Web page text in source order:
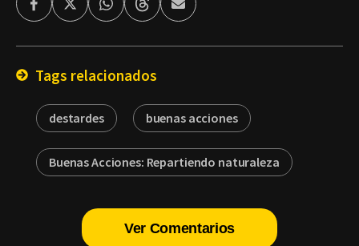
FacebookTwitterWhatsappThreadsEnviar
por
Tags relacionados
destardes buenas acciones
Buenas Acciones: Repartiendo naturaleza
Ver Comentarios